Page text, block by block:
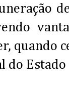
quando
do Estado